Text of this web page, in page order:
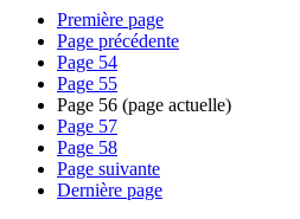
Première page
Page précédente
Page 54
Page 55
Page 56 (page actuelle)
Page 57
Page 58
Page suivante
Dernière page